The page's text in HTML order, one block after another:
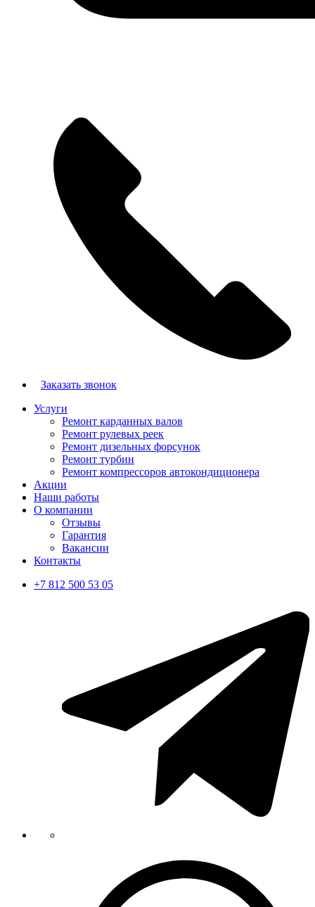
Заказать звонок
Услуги
Ремонт карданных валов
Ремонт рулевых реек
Ремонт дизельных форсунок
Ремонт турбин
Ремонт компрессоров автокондиционера
Акции
Наши работы
О компании
Отзывы
Гарантия
Вакансии
Контакты
+7 812 500 53 05